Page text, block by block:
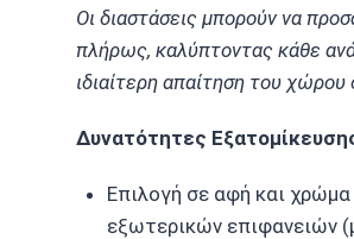
Οι διαστάσεις μπορούν να
πλήρως, καλύπτοντας κάθε
ιδιαίτερη απαίτηση του χώρου
Δυνατότητες
Επιλογή σε αφή και
εξωτερικών επιφανειών